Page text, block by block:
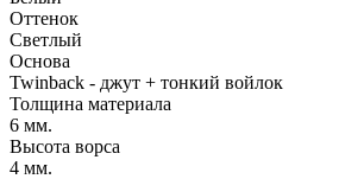
Оттенок
Светлый
Основа
Twinback - джут + тонкий войлок
Толщина материала
6 мм.
Высота ворса
4 мм.